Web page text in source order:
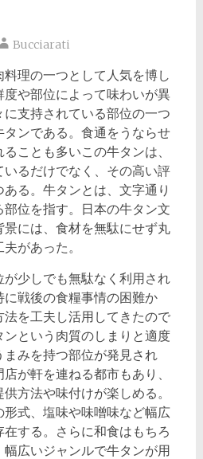
Bucciarati
理の一つとして人気を博し
度や部位によって味わいが異
支持されている部位の一つ
タンである。食通をうならせ
ことも多いこの牛タンは、
いるだけでなく、その高い評
る。牛タンとは、文字通り
位を指す。日本の牛タン文
には、食材を無駄にせず丸
があった。
が少しでも無駄なく利用され
戦後の食糧事情の困難か
法を工夫し活用してきたので
という肉質のしまりと適度
みを持つ部位が発見され
が軒を連ねる都市もあり、
方法や味付けが楽しめる。
式、塩味や味噌味など幅広
する。さらに和食はもちろ
広いジャンルで牛タンが用